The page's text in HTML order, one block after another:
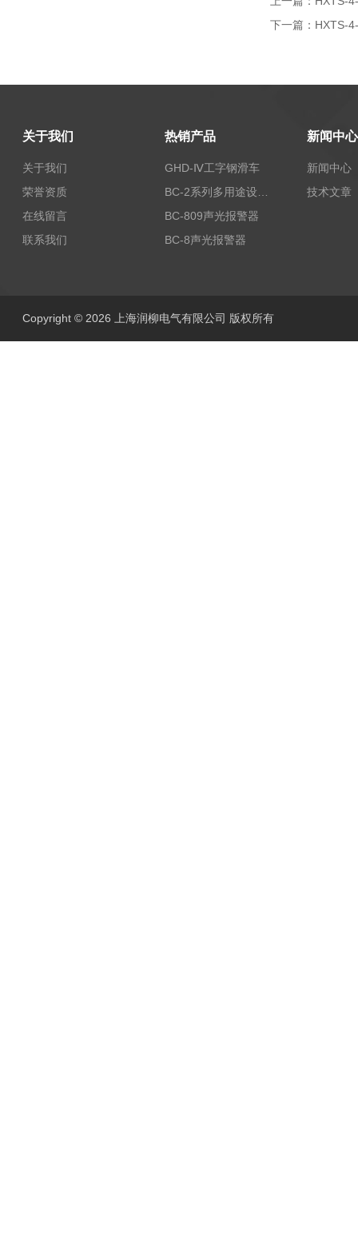
下一篇： HXTS-
关于我们
关于我们
荣誉资质
在线留言
联系我们
热销产品
GHD-Ⅳ工字钢滑车
BC-2系列多用途设备报警器
BC-809声光报警器
BC-8声光报警器
新闻中心
新闻中心
技术文章
Copyright © 2026 上海润柳电气有限公司 版权所有